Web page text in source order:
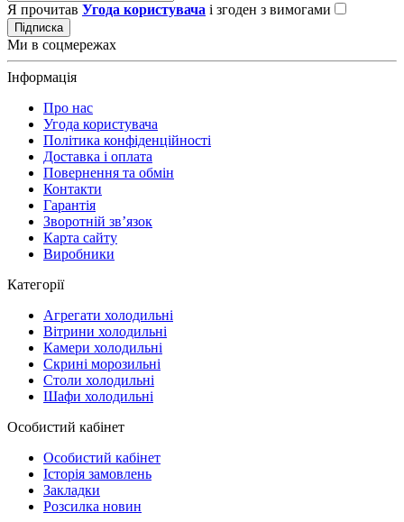
Я прочитав Угода користувача і згоден з вимогами
Підписка
Ми в соцмережах
Інформація
Про нас
Угода користувача
Політика конфіденційності
Доставка і оплата
Повернення та обмін
Контакти
Гарантія
Зворотній зв’язок
Карта сайту
Виробники
Категорії
Агрегати холодильні
Вітрини холодильні
Камери холодильні
Скрині морозильні
Столи холодильні
Шафи холодильні
Особистий кабінет
Особистий кабінет
Історія замовлень
Закладки
Розсилка новин